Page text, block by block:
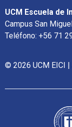
UCM Escuela de
Campus San
Teléfono: +56 71
© 2026 UCM EICI